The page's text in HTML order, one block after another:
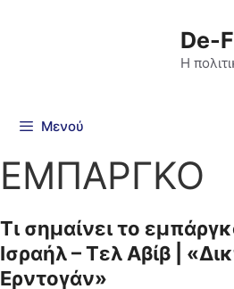
De-
Η
Μενού
ΕΜΠΑΡΓΚΟ
Τι σημαίνει το
Ισραήλ – Τελ Αβίβ |
Ερντογάν»